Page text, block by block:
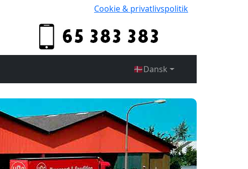
Cookie & privatlivspolitik
🇩🇰Dansk